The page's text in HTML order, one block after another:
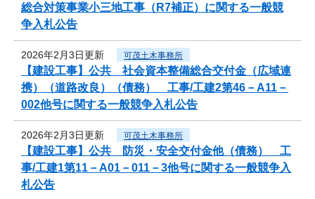
総合対策事業小三地工事（R7補正）に関する一般競
争入札公告
2026年2月3日更新 可茂土木事務所
【建設工事】公共 社会資本整備総合交付金（広域連
携）（道路改良）（債務） 工事/工建2第46－A11－
002他号に関する一般競争入札公告
2026年2月3日更新 可茂土木事務所
【建設工事】公共 防災・安全交付金他（債務） 工
事/工建1第11－A01－011－3他号に関する一般競争入
札公告